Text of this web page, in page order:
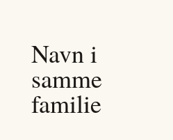
Navn i
samme
familie